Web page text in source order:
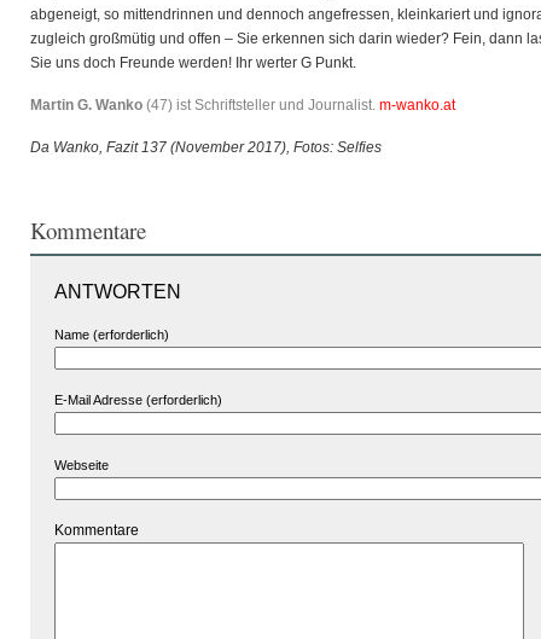
abgeneigt, so mittendrinnen und dennoch angefressen, kleinkariert und
zugleich großmütig und offen – Sie erkennen sich darin wieder? Fein, dann
Sie uns doch Freunde werden! Ihr werter G Punkt.
Martin G. Wanko (47) ist Schriftsteller und Journalist. m-wanko.at
Da Wanko, Fazit 137 (November 2017), Fotos: Selfies
Kommentare
ANTWORTEN
Name (erforderlich)
E-Mail Adresse (erforderlich)
Webseite
Kommentare